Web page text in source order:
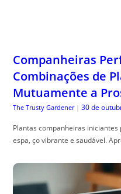
Companheiras
Combinações de
Mutuamente a
The Trusty Gardener | 30 de
Plantas companheiras
espa, ço vibrante e saudável.